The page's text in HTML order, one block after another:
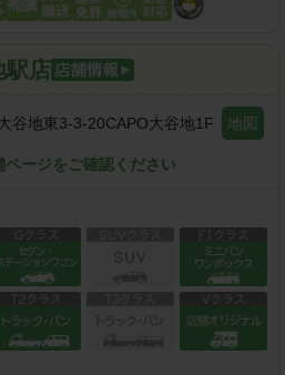
駅店
谷地東3-3-20CAPO大谷地1F 地図
ページをご確認ください